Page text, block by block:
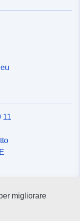
11
migliorare